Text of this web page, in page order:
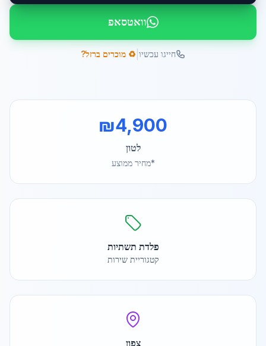
וואטסאפ
חייגו עכשיו ♻️ מוכרים ברזל?
₪4,900
לטון
*מחיר ממוצע
פלדת תשתיות
קטגוריית שירות
צפון